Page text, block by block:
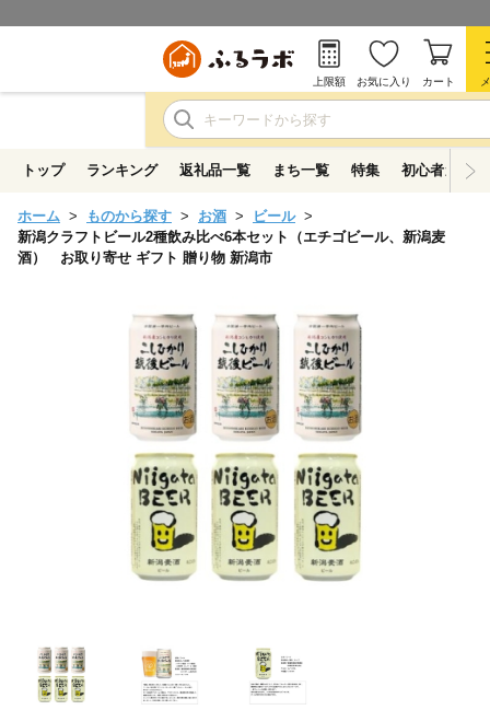
上限額 お気に入り カート
トップ ランキング 返礼品一覧 まち一覧 特集 初心者ガイド
ホーム ものから探す お酒
ビール
新潟クラフトビール2種飲み比べ6本セット（エチゴビール、新潟麦
酒） お取り寄せ ギフト 贈り物 新潟市